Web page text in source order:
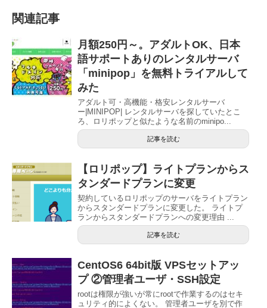
関連記事
月額250円～。アダルトOK、日本
語サポートありのレンタルサーバ
「minipop」を無料トライアルして
みた
アダルト可・高機能・格安レンタルサーバ
ー|MINIPOP| レンタルサーバを探していたとこ
ろ、ロリポップと似たような名前のminipo...
記事を読む
【ロリポップ】ライトプランからス
タンダードプランに変更
契約しているロリポップのサーバをライトプラン
からスタンダードプランに変更した。 ライトプ
ランからスタンダードプランへの変更理由 ...
記事を読む
CentOS6 64bit版 VPSセットアッ
プ ②管理者ユーザ・SSH設定
rootは権限が強いが常にrootで作業するのはセキ
ュリティ的によくない。 管理者ユーザを別で作